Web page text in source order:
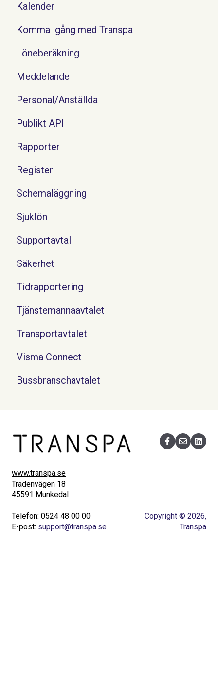
Kalender
Komma igång med Transpa
Löneberäkning
Meddelande
Personal/Anställda
Publikt API
Rapporter
Register
Schemaläggning
Sjuklön
Supportavtal
Säkerhet
Tidrapportering
Tjänstemannaavtalet
Transportavtalet
Visma Connect
Bussbranschavtalet
www.transpa.se
Tradenvägen 18
45591 Munkedal
Telefon: 0524 48 00 00
E-post: support@transpa.se
Copyright © 2026,
Transpa